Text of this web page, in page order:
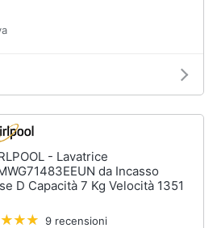
- Lavatrice
da Incasso
D Capacità 7 Kg Velocità 1351
9 recensioni